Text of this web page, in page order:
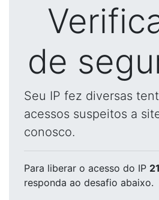
de
Seu IP fez diversas
acessos suspeitos a
conosco.
Para liberar o acesso do IP
responda ao desafio abaixo.